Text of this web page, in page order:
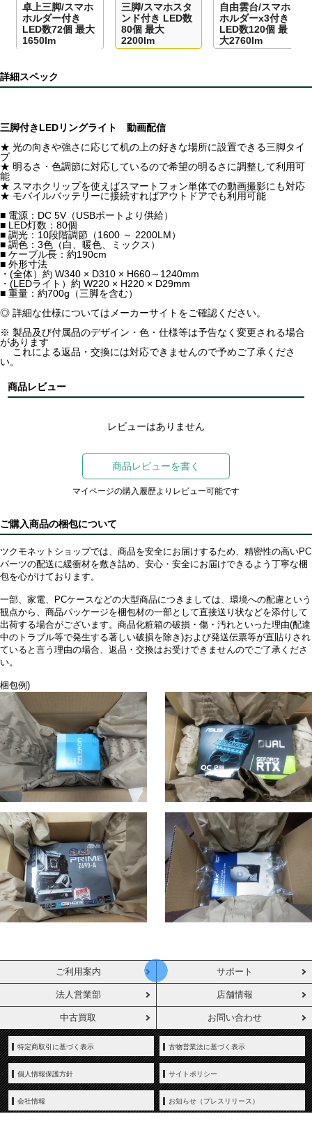
卓上三脚/スマホ
ホルダー付き
LED数72個 最大
1650lm
三脚/スマホスタ
ンド付き LED数
80個 最大
2200lm
自由雲台/スマホ
ホルダーx3付き
LED数120個 最
大2760lm
詳細スペック
三脚付きLEDリングライト 動画配信
★ 光の向きや強さに応じて机の上の好きな場所に設置できる三脚タイ
プ
★ 明るさ・色調節に対応しているので希望の明るさに調整して利用可
能
★ スマホクリップを使えばスマートフォン単体での動画撮影にも対応
★ モバイルバッテリーに接続すればアウトドアでも利用可能
■ 電源：DC 5V（USBポートより供給）
■ LED灯数：80個
■ 調光：10段階調節（1600 ～ 2200LM）
■ 調色：3色（白、暖色、ミックス）
■ ケーブル長：約190cm
■ 外形寸法
・(全体）約 W340 × D310 × H660～1240mm
・(LEDライト）約 W220 × H220 × D29mm
■ 重量：約700g（三脚を含む）
◎ 詳細な仕様についてはメーカーサイトをご確認ください。
※ 製品及び付属品のデザイン・色・仕様等は予告なく変更される場合
があります
これによる返品・交換には対応できませんので予めご了承くださ
い。
商品レビュー
レビューはありません
商品レビューを書く
マイページの購入履歴よりレビュー可能です
ご購入商品の梱包について
ツクモネットショップでは、商品を安全にお届けするため、精密性の高いPC
パーツの配送に緩衝材を敷き詰め、安心・安全にお届けできるよう丁寧な梱
包を心がけております。
一部、家電、PCケースなどの大型商品につきましては、環境への配慮という
観点から、商品パッケージを梱包材の一部として直接送り状などを添付して
出荷する場合がございます。商品化粧箱の破損・傷・汚れといった理由(配達
中のトラブル等で発生する著しい破損を除き)および発送伝票等が直貼りされ
ていると言う理由の場合、返品・交換はお受けできませんのでご了承くださ
い。
梱包例)
ご利用案内 サポート
法人営業部 店舗情報
中古買取 お問い合わせ
特定商取引に基づく表示 古物営業法に基づく表示
個人情報保護方針 サイトポリシー
会社情報 お知らせ（プレスリリース）